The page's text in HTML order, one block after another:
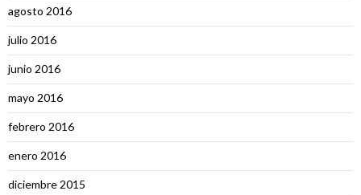
agosto 2016
julio 2016
junio 2016
mayo 2016
febrero 2016
enero 2016
diciembre 2015